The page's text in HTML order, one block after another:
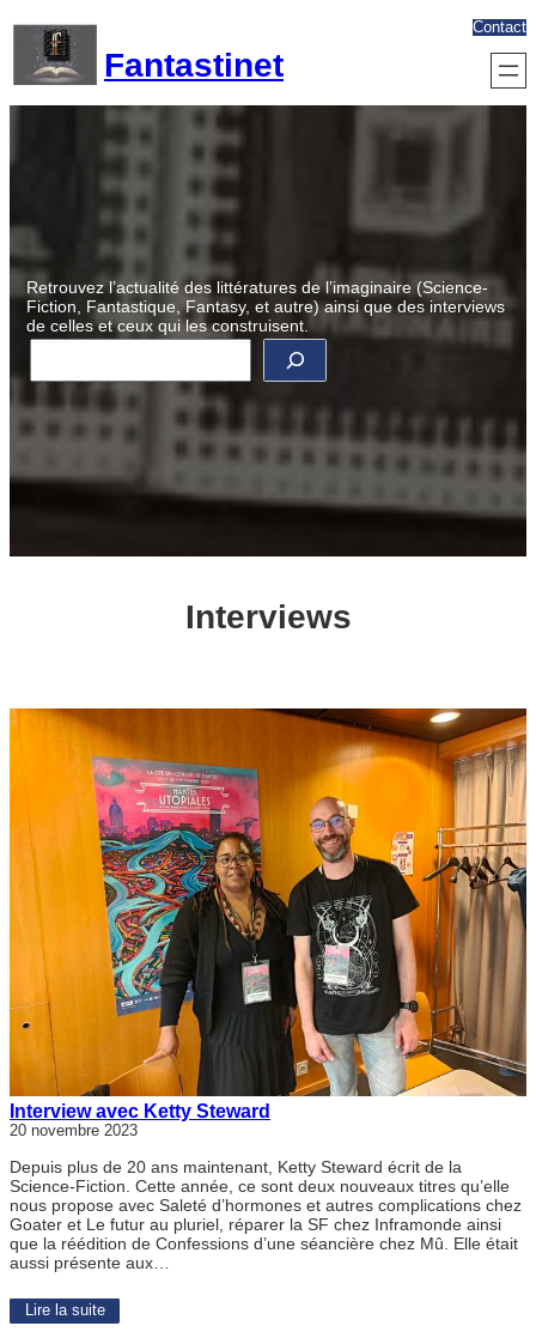
contenu
Fantastinet
Contact
Retrouvez l’actualité des littératures de l’imaginaire (Science-
Fiction, Fantastique, Fantasy, et autre) ainsi que des interviews
de celles et ceux qui les construisent.
R
c
h
e
r
h
Interviews
Interview avec Ketty Steward
20 novembre 2023
Depuis plus de 20 ans maintenant, Ketty Steward écrit de la
Science-Fiction. Cette année, ce sont deux nouveaux titres qu’elle
nous propose avec Saleté d’hormones et autres complications chez
Goater et Le futur au pluriel, réparer la SF chez Inframonde ainsi
que la réédition de Confessions d’une séancière chez Mû. Elle était
aussi présente aux…
Lire la suite